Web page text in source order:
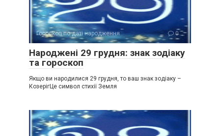
Гороскоп по даті народження 0
Народжені 29 грудня: знак зодіаку
та гороскоп
Якщо ви народилися 29 грудня, то ваш знак зодіаку –
КозерігЦе символ стихії Земля